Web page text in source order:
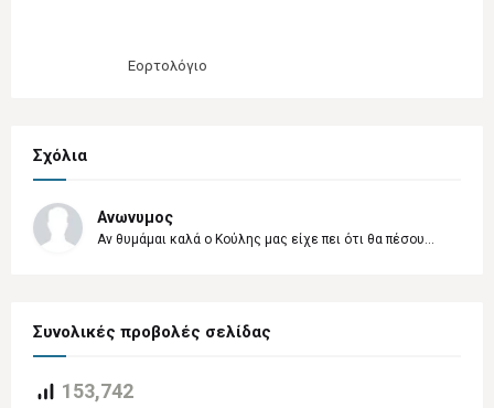
Εορτολόγιο
Σχόλια
Ανωνυμος
Αν θυμάμαι καλά ο Κούλης μας είχε πει ότι θα πέσου...
Συνολικές προβολές σελίδας
153,742